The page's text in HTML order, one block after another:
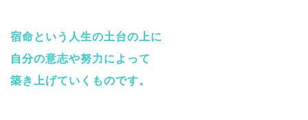
宿命という人生の土台の上に
自分の意志や努力によって
築き上げていくものです。